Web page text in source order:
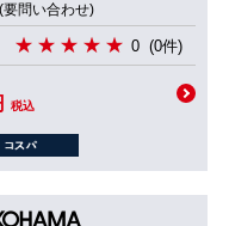
問い合わせ)
0 (0件)
税込